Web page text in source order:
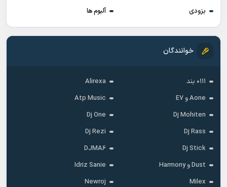
بزودی
آلبوم ها
خوانندگان
۰۱۱۱ بند
Alirexa
Aone و E7
Atp Music
Dj Mohiten
Dj One
Dj Rass
Dj Rezi
Dj Stick
DJMA6
Dust و Harmony
Idriz Sanie
Milex
Newroj